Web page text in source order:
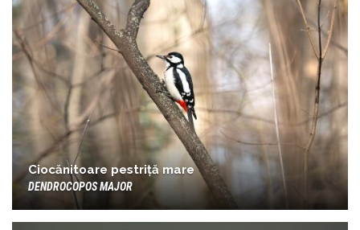
Ciocănitoare pestriță mare
DENDROCOPOS MAJOR